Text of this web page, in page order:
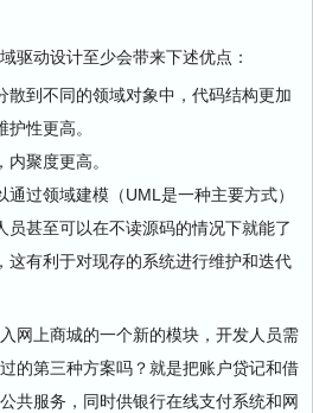
动设计至少会带来下述优点：
散到不同的领域对象中，代码结构更加
性更高。
聚度更高。
通过领域建模（UML是一种主要方式）
员甚至可以在不读源码的情况下就能了
这有利于对现存的系统进行维护和迭代
上商城的一个新的模块，开发人员需
的第三种方案吗？就是把账户贷记和借
共服务，同时供银行在线支付系统和网